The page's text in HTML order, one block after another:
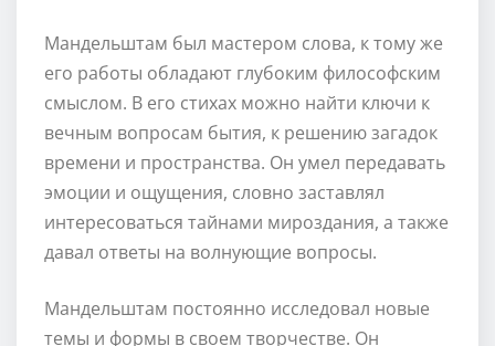
Мандельштам был мастером слова, к тому же
его работы обладают глубоким философским
смыслом. В его стихах можно найти ключи к
вечным вопросам бытия, к решению загадок
времени и пространства. Он умел передавать
эмоции и ощущения, словно заставлял
интересоваться тайнами мироздания, а также
давал ответы на волнующие вопросы.
Мандельштам постоянно исследовал новые
темы и формы в своем творчестве. Он